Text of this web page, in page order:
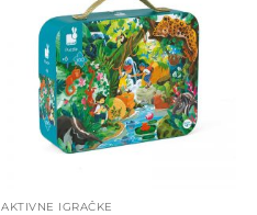
Dodajte
na listu
želja
AKTIVNE IGRAČKE